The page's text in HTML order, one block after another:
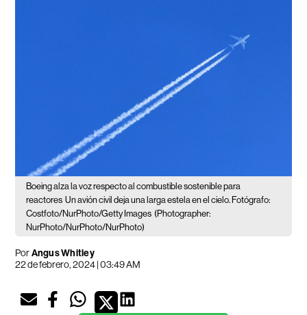
Boeing alza la voz respecto al combustible sostenible para
reactores Un avión civil deja una larga estela en el cielo. Fotógrafo:
Costfoto/NurPhoto/Getty Images (Photographer:
NurPhoto/NurPhoto/NurPhoto)
PorAngus Whitley
22 de febrero, 2024 | 03:49 AM